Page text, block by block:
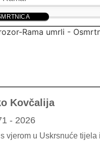
Kovčalija
- 2026
vjerom u Uskrsnuće tijela